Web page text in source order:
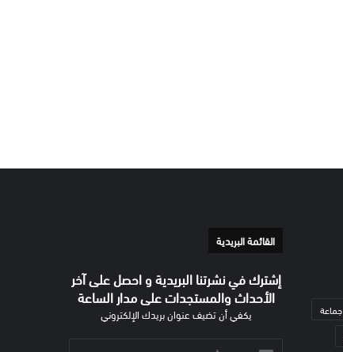
جماعة
القائمة البريدية
إشترك في نشرتنا البريدية و احصل على آخر
الأحداث والمستجدات على مدار الساعة
يكفي أن تضيف عنوان بريدك الإلكتروني
أدخل